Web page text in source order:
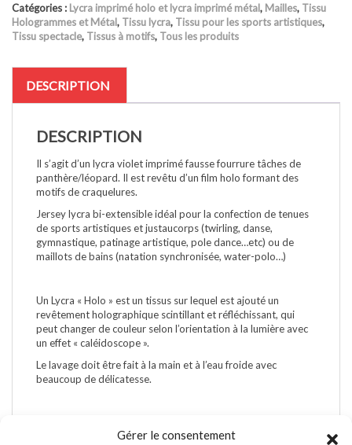
Gérer le consentement
Holo
Violet
JAGUAR
Catégories : Lycra imprimé holo et lycra imprimé métal, Mailles, Tissu
Hologrammes et Métal, Tissu lycra, Tissu pour les sports artistiques,
Tissu spectacle, Tissus à motifs, Tous les produits
DESCRIPTION
DESCRIPTION
Il s’agit d’un lycra violet imprimé fausse fourrure tâches de
panthère/léopard. Il est revêtu d’un film holo formant des
motifs de craquelures.
Jersey lycra bi-extensible idéal pour la confection de tenues
de sports artistiques et justaucorps (twirling, danse,
gymnastique, patinage artistique, pole dance…etc) ou de
maillots de bains (natation synchronisée, water-polo…)
Un Lycra « Holo » est un tissus sur lequel est ajouté un
revêtement holographique scintillant et réfléchissant, qui
peut changer de couleur selon l’orientation à la lumière avec
un effet « caléidoscope ».
Le lavage doit être fait à la main et à l’eau froide avec
beaucoup de délicatesse.